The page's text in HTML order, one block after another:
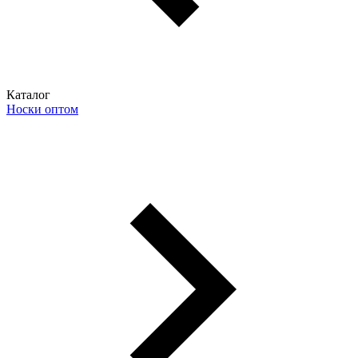
Каталог
Носки оптом